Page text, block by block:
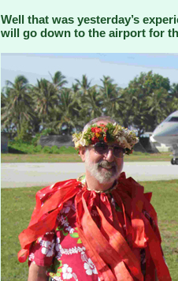
Well that was yesterday’s
will go down to the airport for